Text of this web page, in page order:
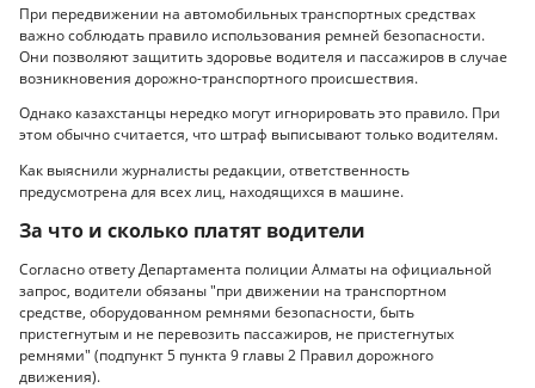
При передвижении на автомобильных транспортных средствах
важно соблюдать правило использования ремней безопасности.
Они позволяют защитить здоровье водителя и пассажиров в случае
возникновения дорожно-транспортного происшествия.
Однако казахстанцы нередко могут игнорировать это правило. При
этом обычно считается, что штраф выписывают только водителям.
Как выяснили журналисты редакции, ответственность
предусмотрена для всех лиц, находящихся в машине.
За что и сколько платят водители
Согласно ответу Департамента полиции Алматы на официальной
запрос, водители обязаны "при движении на транспортном
средстве, оборудованном ремнями безопасности, быть
пристегнутым и не перевозить пассажиров, не пристегнутых
ремнями" (подпункт 5 пункта 9 главы 2 Правил дорожного
движения).